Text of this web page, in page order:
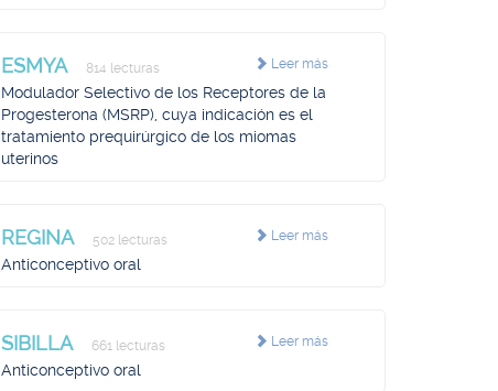
Leer más
ESMYA 814 lecturas
Modulador Selectivo de los Receptores de la
Progesterona (MSRP), cuya indicación es el
tratamiento prequirúrgico de los miomas
uterinos
Leer más
REGINA 502 lecturas
Anticonceptivo oral
Leer más
SIBILLA 661 lecturas
Anticonceptivo oral